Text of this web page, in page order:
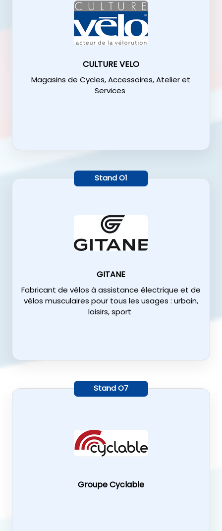
CULTURE VELO
Magasins de Cycles, Accessoires, Atelier et
Services
StandO1
GITANE
Fabricant de vélos à assistance électrique et de
vélos musculaires pour tous les usages : urbain,
loisirs, sport
StandO7
Groupe Cyclable